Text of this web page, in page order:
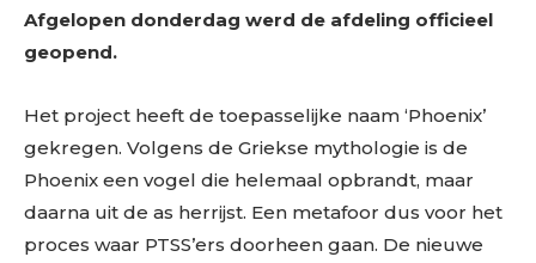
Afgelopen donderdag werd de afdeling officieel
geopend.
Het project heeft de toepasselijke naam ‘Phoenix’
gekregen. Volgens de Griekse mythologie is de
Phoenix een vogel die helemaal opbrandt, maar
daarna uit de as herrijst. Een metafoor dus voor het
proces waar PTSS’ers doorheen gaan. De nieuwe